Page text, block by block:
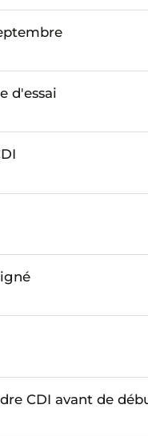
d'essai
CDI avant de